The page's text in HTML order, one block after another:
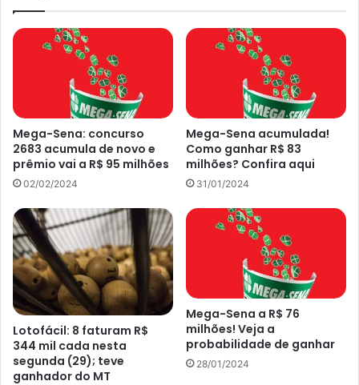
Mega-Sena acumulada em R$ 33 milhões; dá para comprar a
mansão do Silvio Santos. Foto: Canva
No sorteio desta quinta pela Caixa Econômica Federal, os
números da Mega-Sena foram:
6 acertos
Não houve ganhadores
5 acertos
66 apostas ganhadoras, R$ 35.663,33
Mega-Sena: concurso
2683 acumula de novo e
prêmio vai a R$ 95 milhões
02/02/2024
Mega-Sena acumulada!
Como ganhar R$ 83
milhões? Confira aqui
31/01/2024
Lotofácil: 8 faturam R$
344 mil cada nesta
segunda (29); teve
ganhador do MT
Mega-Sena a R$ 76
milhões! Veja a
probabilidade de ganhar
28/01/2024